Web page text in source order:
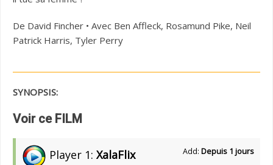
De David Fincher • Avec Ben Affleck, Rosamund Pike, Neil
Patrick Harris, Tyler Perry
SYNOPSIS:
Voir ce FILM
Player 1: XalaFlix Add: Depuis 1 jours